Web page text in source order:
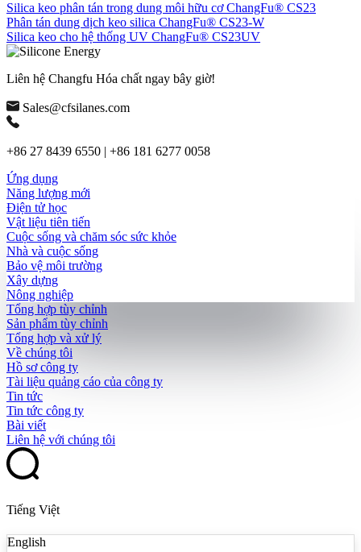
Silica keo phân tán trong dung môi hữu cơ ChangFu® CS23
Phân tán dung dịch keo silica ChangFu® CS23-W
Silica keo cho hệ thống UV ChangFu® CS23UV
Liên hệ Changfu Hóa chất ngay bây giờ!
Sales@cfsilanes.com
+86 27 8439 6550 | +86 181 6277 0058
Ứng dụng
Năng lượng mới
Điện tử học
Vật liệu tiên tiến
Cuộc sống và chăm sóc sức khỏe
Nhà và cuộc sống
Bảo vệ môi trường
Xây dựng
Nông nghiệp
Tổng hợp tùy chỉnh
Sản phẩm tùy chỉnh
Tổng hợp và xử lý
Về chúng tôi
Hồ sơ công ty
Tài liệu quảng cáo của công ty
Tin tức
Tin tức công ty
Bài viết
Liên hệ với chúng tôi
Tiếng Việt
English